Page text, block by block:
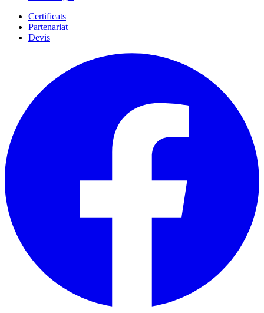
Certificats
Partenariat
Devis